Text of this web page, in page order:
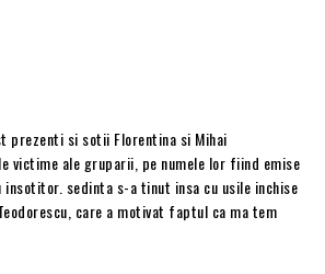
prezenti si sotii Florentina si Mihai
victime ale gruparii, pe numele lor fiind emise
insotitor. sedinta s-a tinut insa cu usile inchise
care a motivat faptul ca ma tem